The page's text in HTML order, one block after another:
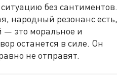
без сантиментов.
народный резонанс есть,
— это моральное и
останется в силе. Он
не отправят.